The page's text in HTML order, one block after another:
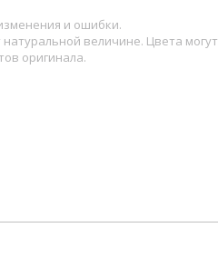
и ошибки.
величине. Цвета могут
оригинала.